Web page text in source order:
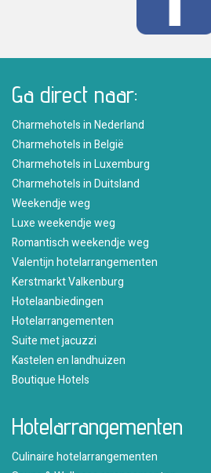
Ga direct naar:
Charmehotels in Nederland
Charmehotels in België
Charmehotels in Luxemburg
Charmehotels in Duitsland
Weekendje weg
Luxe weekendje weg
Romantisch weekendje weg
Valentijn hotelarrangementen
Kerstmarkt Valkenburg
Hotelaanbiedingen
Hotelarrangementen
Suite met jacuzzi
Kastelen en landhuizen
Boutique Hotels
Hotelarrangementen
Culinaire hotelarrangementen